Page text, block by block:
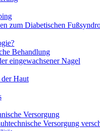
zum Diabetischen
Behandlung
eingewachsener Nagel
Haut
Versorgung
Versorgung